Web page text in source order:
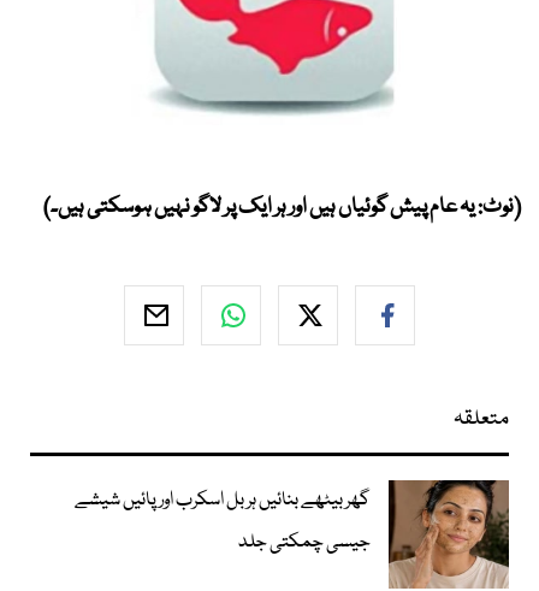
(نوٹ: یہ عام پیش گوئیاں ہیں اور ہر ایک پر لاگو نہیں ہوسکتی ہیں۔)
متعلقہ
گھر بیٹھے بنائیں ہربل اسکرب اور پائیں شیشے
جیسی چمکتی جلد